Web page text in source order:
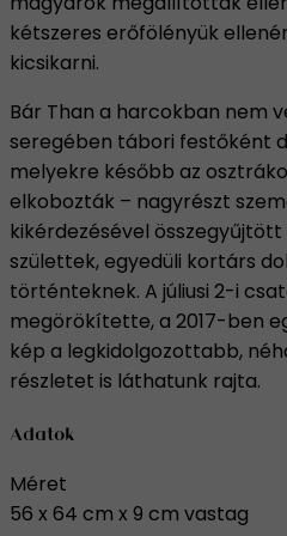
kétszeres erőfölényük
kicsikarni.
Bár Than a harcokban nem
seregében tábori festőként
melyekre később az
elkobozták – nagyrészt
kikérdezésével
születtek, egyedüli kortárs
történteknek. A júliusi 2-i
megörökítette, a 2017-ben
kép a legkidolgozottabb,
részletet is láthatunk rajta.
Adatok
Méret
56 x 64 cm x 9 cm vastag